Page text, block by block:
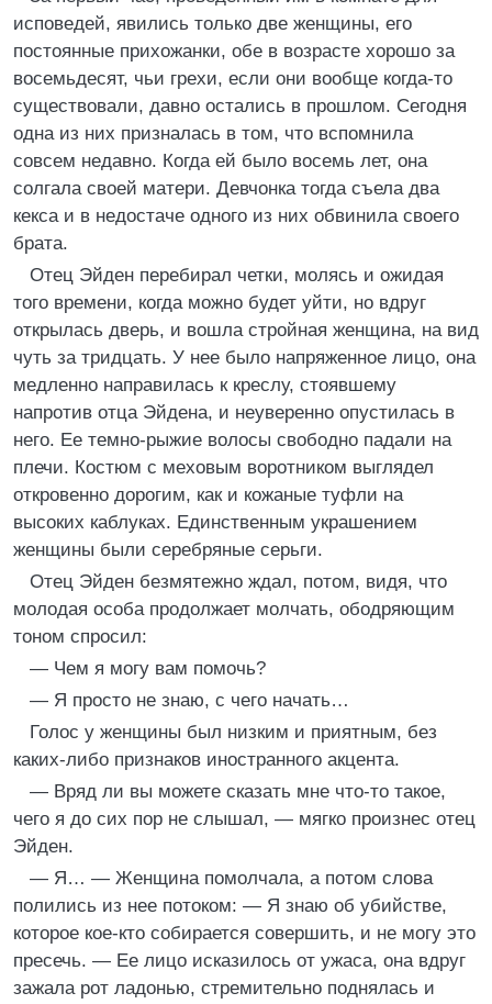
исповедей, явились только две женщины, его
постоянные прихожанки, обе в возрасте хорошо за
восемьдесят, чьи грехи, если они вообще когда-то
существовали, давно остались в прошлом. Сегодня
одна из них призналась в том, что вспомнила
совсем недавно. Когда ей было восемь лет, она
солгала своей матери. Девчонка тогда съела два
кекса и в недостаче одного из них обвинила своего
брата.
Отец Эйден перебирал четки, молясь и ожидая
того времени, когда можно будет уйти, но вдруг
открылась дверь, и вошла стройная женщина, на вид
чуть за тридцать. У нее было напряженное лицо, она
медленно направилась к креслу, стоявшему
напротив отца Эйдена, и неуверенно опустилась в
него. Ее темно-рыжие волосы свободно падали на
плечи. Костюм с меховым воротником выглядел
откровенно дорогим, как и кожаные туфли на
высоких каблуках. Единственным украшением
женщины были серебряные серьги.
Отец Эйден безмятежно ждал, потом, видя, что
молодая особа продолжает молчать, ободряющим
тоном спросил:
— Чем я могу вам помочь?
— Я просто не знаю, с чего начать…
Голос у женщины был низким и приятным, без
каких-либо признаков иностранного акцента.
— Вряд ли вы можете сказать мне что-то такое,
чего я до сих пор не слышал, — мягко произнес отец
Эйден.
— Я… — Женщина помолчала, а потом слова
полились из нее потоком: — Я знаю об убийстве,
которое кое-кто собирается совершить, и не могу это
пресечь. — Ее лицо исказилось от ужаса, она вдруг
зажала рот ладонью, стремительно поднялась и